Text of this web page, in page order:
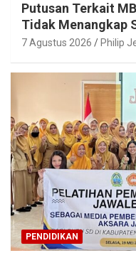
Putusan Terkait
Tidak Menangkap
7 Agustus 2026 Philip
PENDIDIKAN